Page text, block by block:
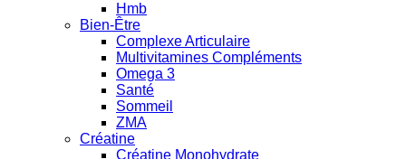
Hmb
Bien-Être
Complexe Articulaire
Multivitamines Compléments
Omega 3
Santé
Sommeil
ZMA
Créatine
Créatine Monohydrate